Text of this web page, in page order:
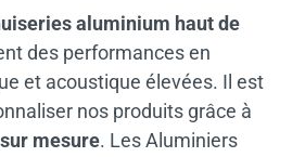
aluminium haut de
des performances en
et acoustique élevées. Il est
nos produits grâce à
mesure. Les Aluminiers